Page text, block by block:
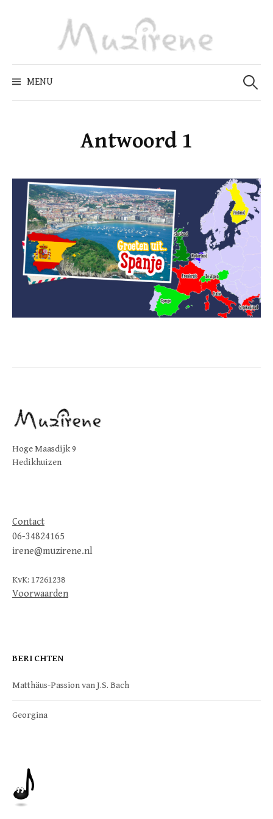
MENU
Zoeken
naar:
Antwoord 1
Hoge Maasdijk 9
Hedikhuizen
Contact
06-34824165
irene@muzirene.nl
KvK: 17261238
Voorwaarden
BERICHTEN
Matthäus-Passion van J.S. Bach
Georgina